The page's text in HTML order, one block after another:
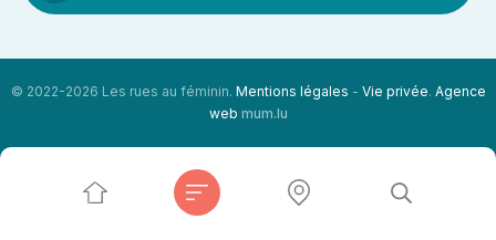
© 2022-2026 Les rues au féminin. Mentions légales - Vie privée. Agence
web mum.lu